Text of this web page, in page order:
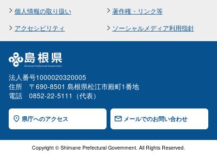
個人情報の取り扱い
著作権・リンク等
アクセシビリティ
ソーシャルメディア利用指針
法人番号1000020320005
住所 〒690-8501 島根県松江市殿町1番地
電話 0852-22-5111（代表）
県庁へのアクセス メールでのお問い合わせ
Copyright © Shimane Prefectural Government. All Rights Reserved.